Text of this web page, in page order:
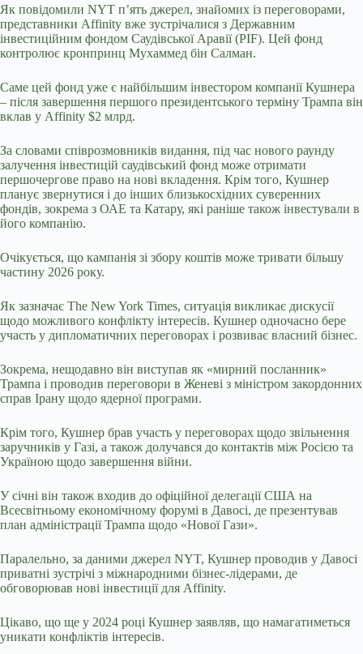
Як повідомили NYT п’ять джерел, знайомих із переговорами,
представники Affinity вже зустрічалися з Державним
інвестиційним фондом Саудівської Аравії (PIF). Цей фонд
контролює кронпринц Мухаммед бін Салман.
Саме цей фонд уже є найбільшим інвестором компанії Кушнера
– після завершення першого президентського терміну Трампа він
вклав у Affinity $2 млрд.
За словами співрозмовників видання, під час нового раунду
залучення інвестицій саудівський фонд може отримати
першочергове право на нові вкладення. Крім того, Кушнер
планує звернутися і до інших близькосхідних суверенних
фондів, зокрема з ОАЕ та Катару, які раніше також інвестували в
його компанію.
Очікується, що кампанія зі збору коштів може тривати більшу
частину 2026 року.
Як зазначає The New York Times, ситуація викликає дискусії
щодо можливого конфлікту інтересів. Кушнер одночасно бере
участь у дипломатичних переговорах і розвиває власний бізнес.
Зокрема, нещодавно він виступав як «мирний посланник»
Трампа і проводив переговори в Женеві з міністром закордонних
справ Ірану щодо ядерної програми.
Крім того, Кушнер брав участь у переговорах щодо звільнення
заручників у Газі, а також долучався до контактів між Росією та
Україною щодо завершення війни.
У січні він також входив до офіційної делегації США на
Всесвітньому економічному форумі в Давосі, де презентував
план адміністрації Трампа щодо «Нової Гази».
Паралельно, за даними джерел NYT, Кушнер проводив у Давосі
приватні зустрічі з міжнародними бізнес-лідерами, де
обговорював нові інвестиції для Affinity.
Цікаво, що ще у 2024 році Кушнер заявляв, що намагатиметься
уникати конфліктів інтересів.